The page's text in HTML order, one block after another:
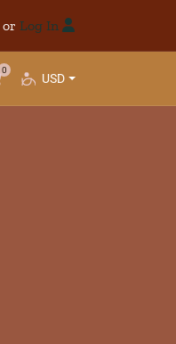
or Log In
0
USD